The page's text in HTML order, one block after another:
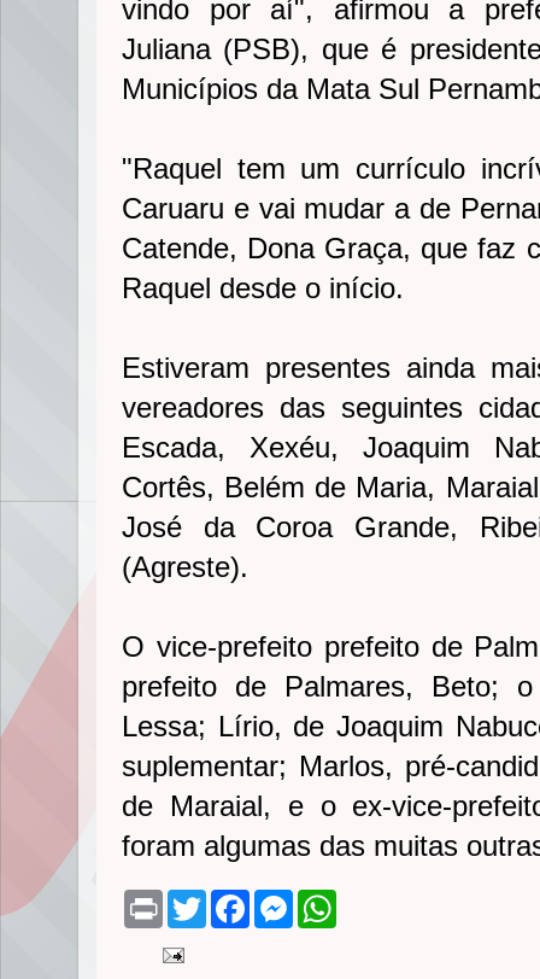
vindo por aí", afirmou a
Juliana (PSB), que é
Municípios da Mata Sul
"Raquel tem um currículo
Caruaru e vai mudar a de
Catende, Dona Graça, que faz
Raquel desde o início.
Estiveram presentes ainda
vereadores das seguintes
Escada, Xexéu, Joaquim
Cortês, Belém de Maria,
José da Coroa Grande,
(Agreste).
O vice-prefeito prefeito de
prefeito de Palmares, Beto; o
Lessa; Lírio, de Joaquim
suplementar; Marlos, pré-
de Maraial, e o ex-vice-
foram algumas das muitas
P
n
T
w
F
M